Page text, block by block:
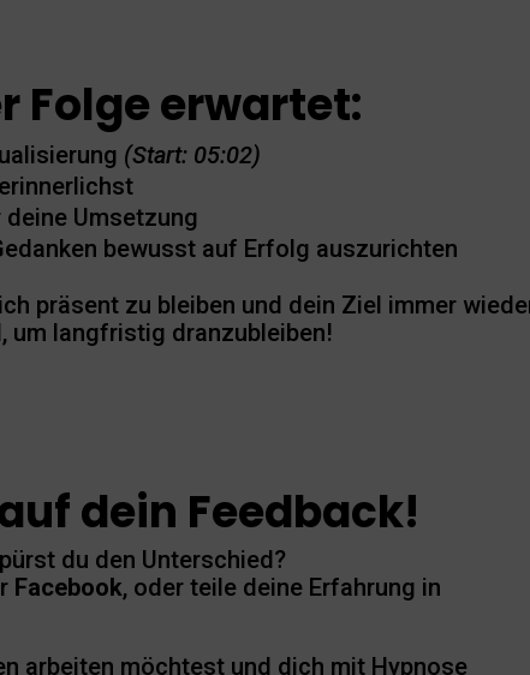
Folge erwartet:
(Start: 05:02)
Umsetzung
bewusst auf Erfolg auszurichten
präsent zu bleiben und dein Ziel immer
um langfristig dranzubleiben!
dein Feedback!
du den Unterschied?
Facebook, oder teile deine Erfahrung in
arbeiten möchtest und dich mit Hypnose